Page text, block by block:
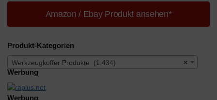
Amazon / Ebay Produkt ansehen*
Produkt-Kategorien
×
Werkzeugkoffer Produkte (1.434)
Werbung
Werbung